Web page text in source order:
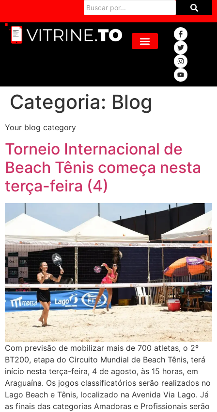
Categoria: Blog
Your blog category
Torneio Internacional de
Beach Tênis começa nesta
terça-feira (4)
Com previsão de mobilizar mais de 700 atletas, o 2º
BT200, etapa do Circuito Mundial de Beach Tênis, terá
início nesta terça-feira, 4 de agosto, às 15 horas, em
Araguaína. Os jogos classificatórios serão realizados no
Lago Beach e Tênis, localizado na Avenida Via Lago. Já
as finais das categorias Amadoras e Profissionais serão